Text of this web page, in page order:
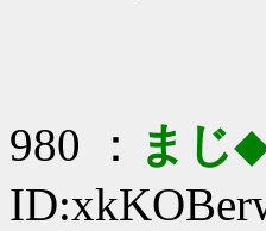
980 ： まじ